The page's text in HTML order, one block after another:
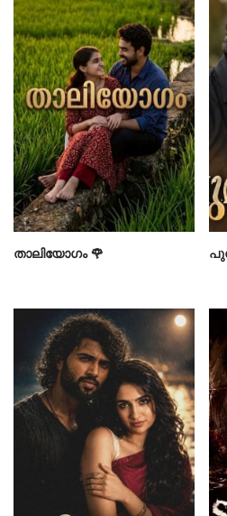
താലിയോഗം 🌹